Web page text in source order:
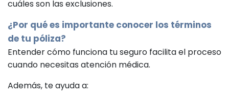
cuáles son las exclusiones.
¿Por qué es importante conocer los términos
de tu póliza?
Entender cómo funciona tu seguro facilita el proceso
cuando necesitas atención médica.
Además, te ayuda a: